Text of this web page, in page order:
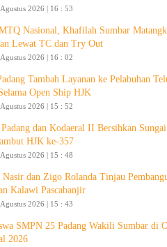
2026 | 16 : 53
Nasional, Khafilah Sumbar
Lewat TC dan Try Out
2026 | 16 : 02
Tambah Layanan ke Pelabuhan
Open Ship HJK
2026 | 15 : 52
dan Kodaeral II Bersihkan
HJK ke-357
2026 | 15 : 48
Nasir dan Zigo Rolanda Tinjau
Kalawi Pascabanjir
2026 | 15 : 43
SMPN 25 Padang Wakili Sumbar di
2026